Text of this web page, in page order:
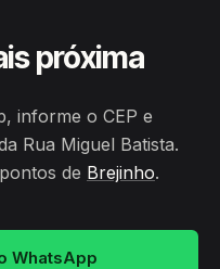
próxima
informe o CEP e
Rua Miguel Batista.
de Brejinho.
WhatsApp